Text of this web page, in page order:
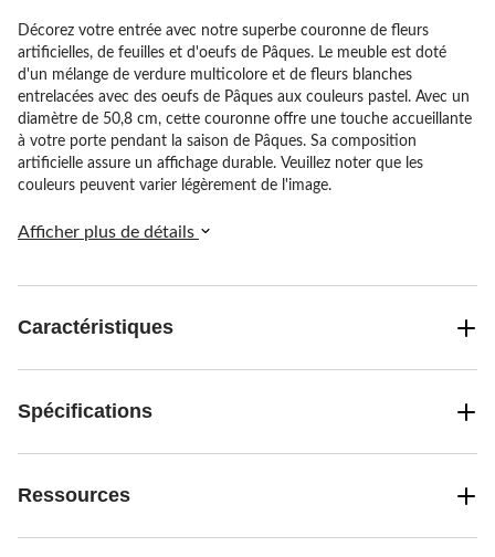
Décorez votre entrée avec notre superbe couronne de fleurs
artificielles, de feuilles et d'oeufs de Pâques. Le meuble est doté
d'un mélange de verdure multicolore et de fleurs blanches
entrelacées avec des oeufs de Pâques aux couleurs pastel. Avec un
diamètre de 50,8 cm, cette couronne offre une touche accueillante
à votre porte pendant la saison de Pâques. Sa composition
artificielle assure un affichage durable. Veuillez noter que les
couleurs peuvent varier légèrement de l'image.
Afficher plus de détails
Caractéristiques
Spécifications
Ressources